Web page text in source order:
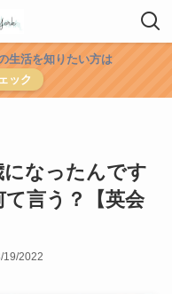
生活を知りたい方は
ック
になったんです
言う？【英会
19/2022